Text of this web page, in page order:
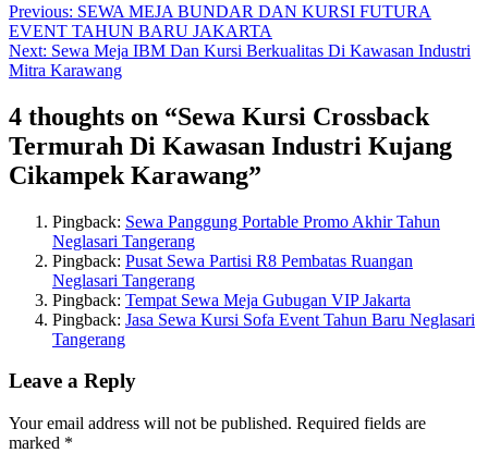
Previous: SEWA MEJA BUNDAR DAN KURSI FUTURA
EVENT TAHUN BARU JAKARTA
Next: Sewa Meja IBM Dan Kursi Berkualitas Di Kawasan Industri
Mitra Karawang
4 thoughts on “Sewa Kursi Crossback
Termurah Di Kawasan Industri Kujang
Cikampek Karawang”
Pingback: Sewa Panggung Portable Promo Akhir Tahun
Neglasari Tangerang
Pingback: Pusat Sewa Partisi R8 Pembatas Ruangan
Neglasari Tangerang
Pingback: Tempat Sewa Meja Gubugan VIP Jakarta
Pingback: Jasa Sewa Kursi Sofa Event Tahun Baru Neglasari
Tangerang
Leave a Reply
Your email address will not be published. Required fields are
marked *